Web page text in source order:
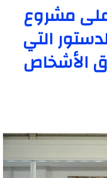
مشروع
49 من الدستور التي
الأشخاص